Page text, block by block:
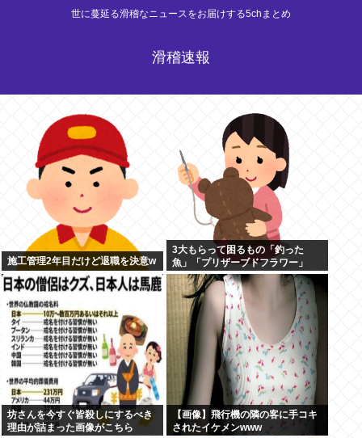
世に蔓延る滑稽なニュースをお届けする5chまとめ
滑稽速報
施工管理2年目だけど退職を決意w
3大もらって困るもの「釣った
魚」「プリザーブドフラワー」
坊さんを今すぐ皆殺しにするべき
理由が詰まった画像がこちら
【画像】飛行機の隣の客に手コキ
されたイケメンwww